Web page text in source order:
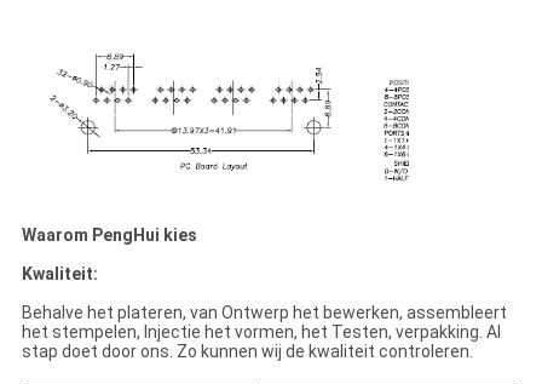
Waarom PengHui kies
Kwaliteit:
Behalve het plateren, van Ontwerp het bewerken, assembleert
het stempelen, Injectie het vormen, het Testen, verpakking. Al
stap doet door ons. Zo kunnen wij de kwaliteit controleren.